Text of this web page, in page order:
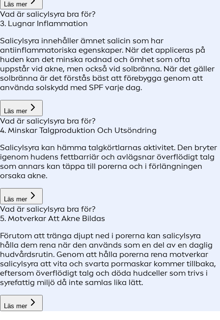
Läs mer
Vad är salicylsyra bra för?
3. Lugnar Inflammation
Salicylsyra innehåller ämnet salicin som har
antiinflammatoriska egenskaper. När det appliceras på
huden kan det minska rodnad och ömhet som ofta
uppstår vid akne, men också vid solbränna. När det gäller
solbränna är det förstås bäst att förebygga genom att
använda solskydd med SPF varje dag.
Läs mer
Vad är salicylsyra bra för?
4. Minskar Talgproduktion Och Utsöndring
Salicylsyra kan hämma talgkörtlarnas aktivitet. Den bryter
igenom hudens fettbarriär och avlägsnar överflödigt talg
som annars kan täppa till porerna och i förlängningen
orsaka akne.
Läs mer
Vad är salicylsyra bra för?
5. Motverkar Att Akne Bildas
Förutom att tränga djupt ned i porerna kan salicylsyra
hålla dem rena när den används som en del av en daglig
hudvårdsrutin. Genom att hålla porerna rena motverkar
salicylsyra att vita och svarta pormaskar kommer tillbaka,
eftersom överflödigt talg och döda hudceller som trivs i
syrefattig miljö då inte samlas lika lätt.
Läs mer